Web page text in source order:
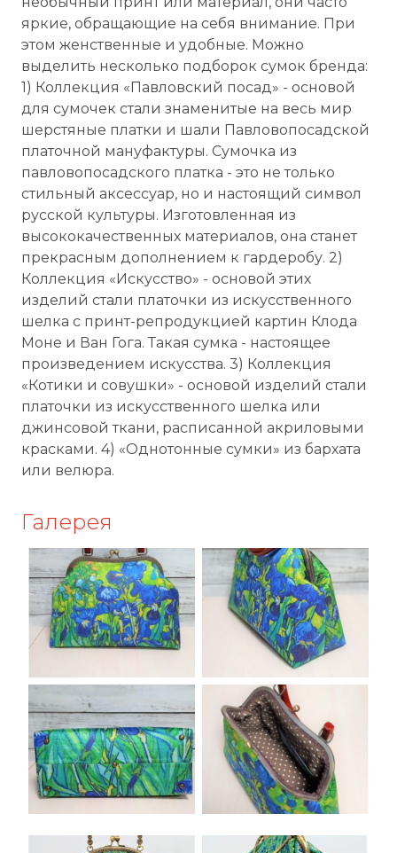
яркие, обращающие на себя внимание. При
этом женственные и удобные. Можно
выделить несколько подборок сумок бренда:
1) Коллекция «Павловский посад» - основой
для сумочек стали знаменитые на весь мир
шерстяные платки и шали Павловопосадской
платочной мануфактуры. Сумочка из
павловопосадского платка - это не только
стильный аксессуар, но и настоящий символ
русской культуры. Изготовленная из
высококачественных материалов, она станет
прекрасным дополнением к гардеробу. 2)
Коллекция «Искусство» - основой этих
изделий стали платочки из искусственного
шелка с принт-репродукцией картин Клода
Моне и Ван Гога. Такая сумка - настоящее
произведением искусства. 3) Коллекция
«Котики и совушки» - основой изделий стали
платочки из искусственного шелка или
джинсовой ткани, расписанной акриловыми
красками. 4) «Однотонные сумки» из бархата
или велюра.
Галерея